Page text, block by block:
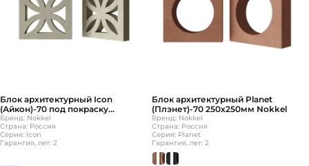
Блок архитектурный Icon
(Айкон)-70 под покраску
250х250мм Nokkel
Бренд: Nokkel
Страна: Россия
Серия: Icon
Гарантия, лет: 2
Блок архитектурный Planet
(Плэнет)-70 250х250мм Nokkel
Бренд: Nokkel
Страна: Россия
Серия: Planet
Гарантия, лет: 2